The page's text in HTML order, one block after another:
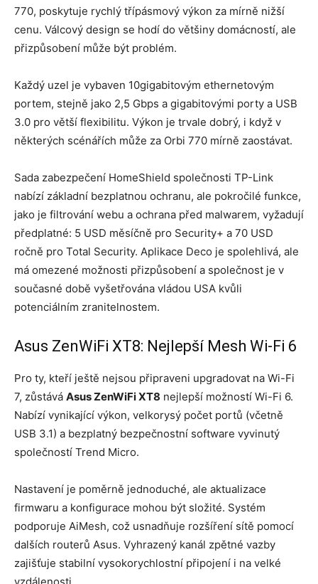
770, poskytuje rychlý třípásmový výkon za mírně nižší
cenu. Válcový design se hodí do většiny domácností, ale
přizpůsobení může být problém.
Každý uzel je vybaven 10gigabitovým ethernetovým
portem, stejně jako 2,5 Gbps a gigabitovými porty a USB
3.0 pro větší flexibilitu. Výkon je trvale dobrý, i když v
některých scénářích může za Orbi 770 mírně zaostávat.
Sada zabezpečení HomeShield společnosti TP-Link
nabízí základní bezplatnou ochranu, ale pokročilé funkce,
jako je filtrování webu a ochrana před malwarem, vyžadují
předplatné: 5 USD měsíčně pro Security+ a 70 USD
ročně pro Total Security. Aplikace Deco je spolehlivá, ale
má omezené možnosti přizpůsobení a společnost je v
současné době vyšetřována vládou USA kvůli
potenciálním zranitelnostem.
Asus ZenWiFi XT8: Nejlepší Mesh Wi-Fi 6
Pro ty, kteří ještě nejsou připraveni upgradovat na Wi-Fi
7, zůstává Asus ZenWiFi XT8 nejlepší možností Wi-Fi 6.
Nabízí vynikající výkon, velkorysý počet portů (včetně
USB 3.1) a bezplatný bezpečnostní software vyvinutý
společností Trend Micro.
Nastavení je poměrně jednoduché, ale aktualizace
firmwaru a konfigurace mohou být složité. Systém
podporuje AiMesh, což usnadňuje rozšíření sítě pomocí
dalších routerů Asus. Vyhrazený kanál zpětné vazby
zajišťuje stabilní vysokorychlostní připojení i na velké